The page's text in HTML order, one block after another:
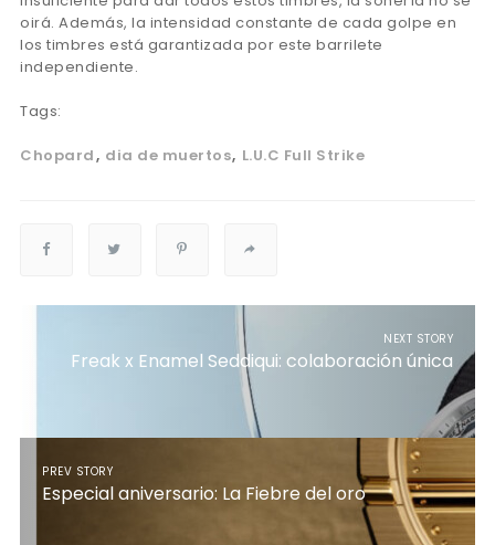
oirá. Además, la intensidad constante de cada golpe en
los timbres está garantizada por este barrilete
independiente.
Tags:
Chopard dia de muertos L.U.C Full Strike
NEXT STORY
Freak x Enamel Seddiqui: colaboración única
PREV STORY
Especial aniversario: La Fiebre del oro